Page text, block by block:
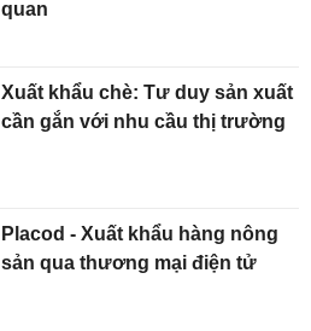
quan
Xuất khẩu chè: Tư duy sản xuất
cần gắn với nhu cầu thị trường
Placod - Xuất khẩu hàng nông
sản qua thương mại điện tử